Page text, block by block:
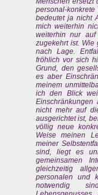
personal-konkrete
bedeutet ja nicht
mich weiterhin
weiterhin nur
zugekehrt ist. Wie
nach Lage.
fröhlich vor sich
Grund, den
es aber
meinem
ich den Blick
nicht mehr auf
ausgerichtet ist,
völlig neue
Weise meinen
meiner
sind, liegt es
gemeinsamen
gleichzeitig
personalen und
notwendig